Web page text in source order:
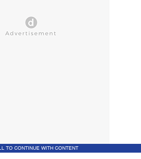
TO CONTINUE WITH CONTENT